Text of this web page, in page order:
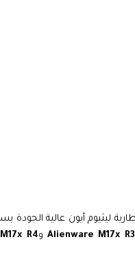
Alienware M17x R3وM17x R4